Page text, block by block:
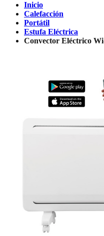
Inicio
Calefacción
Portátil
Estufa Eléctrica
Convector Eléctrico